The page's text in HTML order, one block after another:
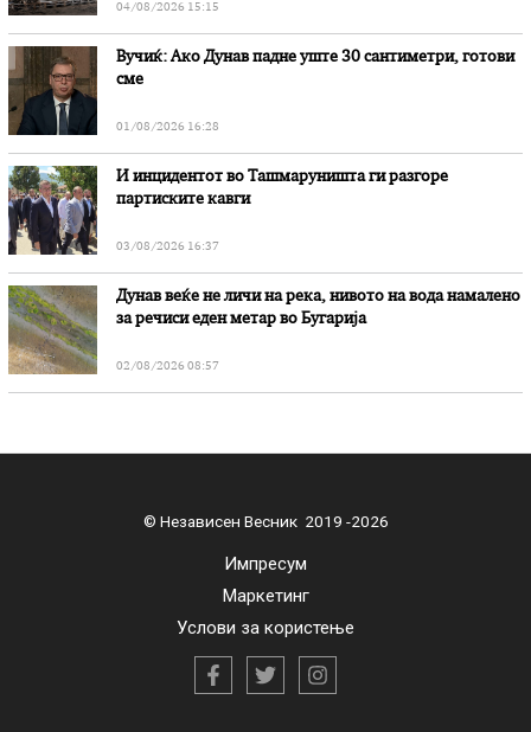
04/08/2026 15:15
Вучиќ: Ако Дунав падне уште 30 сантиметри, готови
сме
01/08/2026 16:28
И инцидентот во Ташмаруништa ги разгоре
партиските кавги
03/08/2026 16:37
Дунав веќе не личи на река, нивото на вода намалено
за речиси еден метар во Бугарија
02/08/2026 08:57
© Независен Весник 2019 -2026
Импресум
Маркетинг
Услови за користење